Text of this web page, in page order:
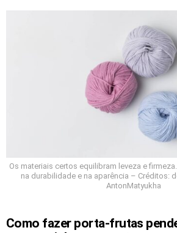
Os materiais certos equilibram leveza e
na durabilidade e na aparência – Créditos:
AntonMatyukha
Como fazer porta-frutas